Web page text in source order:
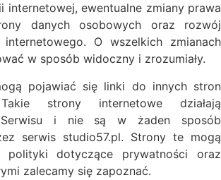
internetowej, ewentualne zmiany prawa
danych osobowych oraz rozwój
internetowego. O wszelkich zmianach
w sposób widoczny i zrozumiały.
pojawiać się linki do innych stron
strony internetowe działają
i nie są w żaden sposób
serwis studio57.pl. Strony te mogą
polityki dotyczące prywatności oraz
zalecamy się zapoznać.